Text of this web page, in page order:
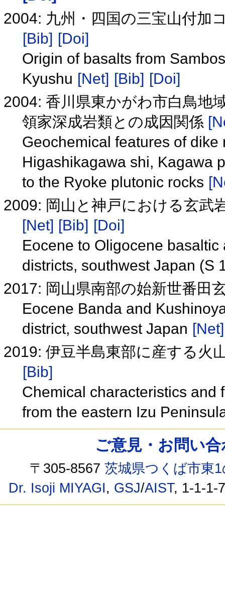
2004: 九州・四国の三宝山付加
[Bib] [Doi]
Origin of basalts from
Kyushu [Net] [Bib] [Doi]
2004: 香川県東かがわ市白鳥地
領家深成岩類との成因関係
Geochemical features of
Higashikagawa shi, Kagawa
to the Ryoke plutonic rocks
2009: 岡山と神戸における玄武
[Net] [Bib] [Doi]
Eocene to Oligocene
districts, southwest Japan (S
2017: 岡山県南部の始新世番田
Eocene Banda and
district, southwest Japan [Net]
2019: 伊豆半島東部に産する火
[Bib]
Chemical characteristics and
from the eastern Izu
ご意見・お問い
〒305-8567茨城県つくば市東
Dr. Isoji MIYAGI, GSJ/AIST, 1-1-1-